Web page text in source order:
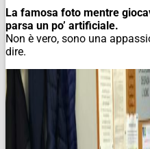
La famosa foto mentre
parsa un po’ artificiale.
Non è vero, sono una
dire.